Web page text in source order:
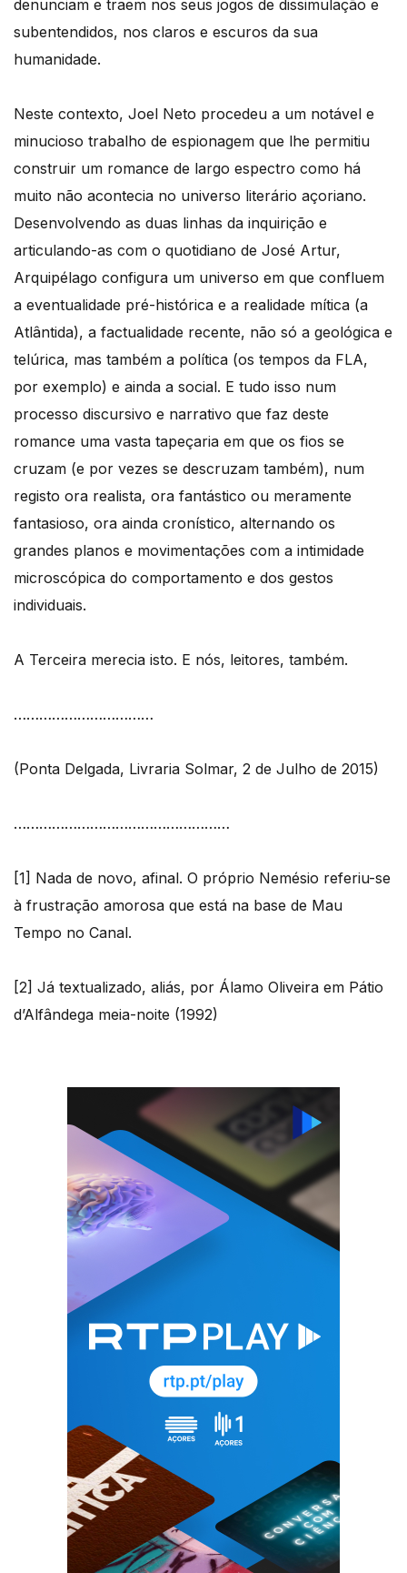
denunciam e traem nos seus jogos de dissimulação e
subentendidos, nos claros e escuros da sua
humanidade.
Neste contexto, Joel Neto procedeu a um notável e
minucioso trabalho de espionagem que lhe permitiu
construir um romance de largo espectro como há
muito não acontecia no universo literário açoriano.
Desenvolvendo as duas linhas da inquirição e
articulando-as com o quotidiano de José Artur,
Arquipélago configura um universo em que confluem
a eventualidade pré-histórica e a realidade mítica (a
Atlântida), a factualidade recente, não só a geológica e
telúrica, mas também a política (os tempos da FLA,
por exemplo) e ainda a social. E tudo isso num
processo discursivo e narrativo que faz deste
romance uma vasta tapeçaria em que os fios se
cruzam (e por vezes se descruzam também), num
registo ora realista, ora fantástico ou meramente
fantasioso, ora ainda cronístico, alternando os
grandes planos e movimentações com a intimidade
microscópica do comportamento e dos gestos
individuais.
A Terceira merecia isto. E nós, leitores, também.
……………………………
(Ponta Delgada, Livraria Solmar, 2 de Julho de 2015)
……………………………………………
[1] Nada de novo, afinal. O próprio Nemésio referiu-se
à frustração amorosa que está na base de Mau
Tempo no Canal.
[2] Já textualizado, aliás, por Álamo Oliveira em Pátio
d’Alfândega meia-noite (1992)